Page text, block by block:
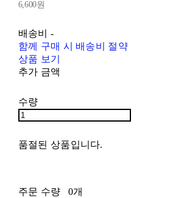
6,600원
배송비 -
함께 구매 시 배송비 절약
상품 보기
추가 금액
수량
품절된 상품입니다.
주문 수량
0개